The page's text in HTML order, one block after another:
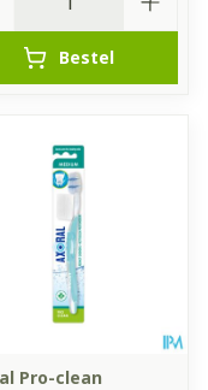
Bestel
Pro-clean